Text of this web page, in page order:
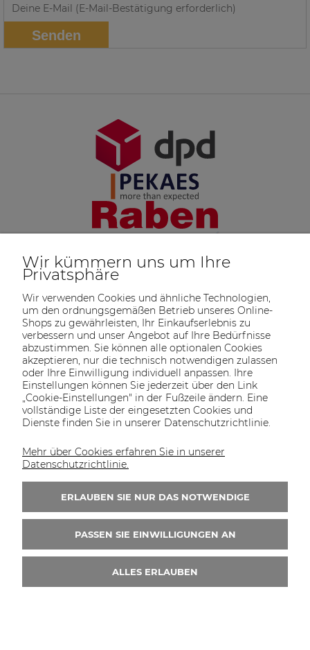
Senden
SOLTECH
SHOP
ANGEBOT INFORMATIONEN
KONTAKT
KONTAKT UNS
16:00 Uhr erreichbar.
+49 30 46690082
Wir kümmern uns um Ihre
Privatsphäre
Wir verwenden Cookies und ähnliche Technologien,
um den ordnungsgemäßen Betrieb unseres Online-
Shops zu gewährleisten, Ihr Einkaufserlebnis zu
verbessern und unser Angebot auf Ihre Bedürfnisse
abzustimmen. Sie können alle optionalen Cookies
akzeptieren, nur die technisch notwendigen zulassen
oder Ihre Einwilligung individuell anpassen. Ihre
Einstellungen können Sie jederzeit über den Link
„Cookie-Einstellungen" in der Fußzeile ändern. Eine
vollständige Liste der eingesetzten Cookies und
Dienste finden Sie in unserer Datenschutzrichtlinie.
Mehr über Cookies erfahren Sie in unserer
Datenschutzrichtlinie.
ERLAUBEN SIE NUR DAS NOTWENDIGE
PASSEN SIE EINWILLIGUNGEN AN
ALLES ERLAUBEN